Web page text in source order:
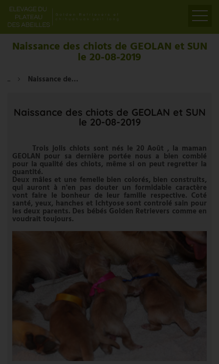
ACCUEIL
PRÉSENTATION
VIDÉOS
Naissance des chiots de GEOLAN et SUN
le 20-08-2019
... Naissance des chiots de GEOLAN et SUN le 20-08-2019
Naissance des chiots de GEOLAN et SUN
le 20-08-2019
Trois jolis chiots sont nés le 20 Août , la maman
GEOLAN pour sa dernière portée nous a bien comblé
pour la qualité des chiots, même si on peut regretter la
quantité.
Deux mâles et une femelle bien colorés, bien construits,
qui auront à n'en pas douter un formidable caractère
vont faire le bonheur de leur famille respective. Coté
santé, yeux, hanches et Ichtyose sont controlé sain pour
les deux parents. Des bébés Golden Retrievers comme en
voudrait toujours.